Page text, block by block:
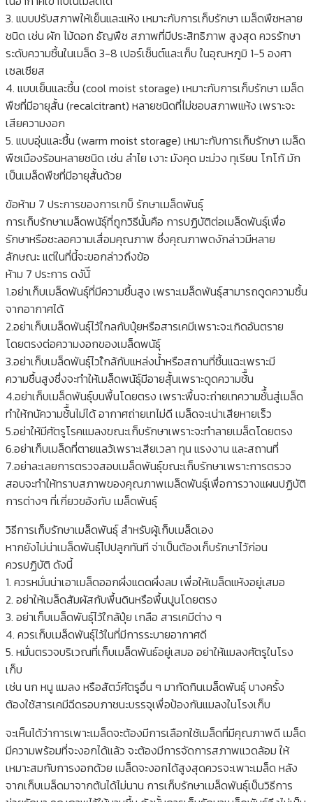
3. แบบปรับสภาพให้เย็นและแห้ง เหมาะกับการเก็บรักษา เมล็ดพืชหลาย
ชนิด เช่น ผัก ไม้ดอก ธัญพืช สภาพที่มีประสิทธิภาพ สูงสุด ควรรักษา
ระดับความชื้นในเมล็ด 3-8 เปอร์เซ็นต์และเก็บ ในอุณหภูมิ 1-5 องศา
เซลเซียส
4. แบบเย็นและชื้น (cool moist storage) เหมาะกับการเก็บรักษา เมล็ด
พืชที่มีอายุสั้น (recalcitrant) หลายชนิดที่ไม่ชอบสภาพแห้ง เพราะจะ
เสียความงอก
5. แบบอุ่นและชื้น (warm moist storage) เหมาะกับการเก็บรักษา เมล็ด
พืชเมืองร้อนหลายชนิด เช่น ลำไย เงาะ มังคุด มะม่วง ทุเรียน โกโก้ มัก
เป็นเมล็ดพืชที่มีอายุสั้นด้วย
ข้อห้าม 7 ประการของการเกบ็ รักษาเมล็ดพันธุ์
การเก็บรักษาเมล็ดพนัธุ์ที่ถูกวิธีนั้นคือ การปฏิบัติต่อเมล็ดพันธุ์เพื่อ
รักษาหรือชะลอความเสื่อมคุณภาพ ซึ่งคุณภาพดงักล่าวมีหลาย
ลักษณะ แต่ในที่นี้จะขอกล่าวถึงข้อ
ห้าม 7 ประการ ดงัน้ี
1.อย่าเก็บเมล็ดพันธุ์ที่มีความชื้นสูง เพราะเมล็ดพันธุ์สามารถดูดความชื้น
จากอากาศได้
2.อย่าเก็บเมล็ดพันธุ์ไวัใกลกับปุ๋ยหรือสารเคมีเพราะจะเกิดอันตราย
โดยตรงต่อความงอกของเมล็ดพนัธุ์
3.อย่าเก็บเมล็ดพันธุ์ไวใ้กล้กับแหล่งน้ำหรือสถานที่ชื้นแฉะเพราะมี
ความชื้นสูงซึ่งจะทำให้เมล็ดพนัธุ์มีอายสุั้นเพราะดูดความช้ื้น
4.อย่าเก็บเมล็ดพันธุ์บนพื้นโดยตรง เพราะพื้นจะถ่ายเทความช้ื้นสู่เมล็ด
ทำให้กนัความช้ื้นไม่ได้ อากาศถ่ายเทไม่ดี เมล็ดจะเน่าเสียหายเร็ว
5.อย่าให้มีศัตรูโรคแมลงขณะเก็บรักษาเพราะจะทำลายเมล็ดโดยตรง
6.อย่าเก็บเมล็ดที่ตายแลว้เพราะเสียเวลา ทุน แรงงาน และสถานที่
7.อย่าละเลยการตรวจสอบเมล็ดพันธุ์ขณะเก็บรักษาเพราะการตรวจ
สอบจะทำให้ทราบสภาพของคุณภาพเมล็ดพันธุ์เพื่อการวางแผนปฏิบัติ
การต่างๆ ที่เกี่ยวขอ้งกับ เมล็ดพันธุ์
วิธีการเก็บรักษาเมล็ดพันธุ์ สำหรับผู้เก็บเมล็ดเอง
หากยังไม่น่าเมล็ดพันธุ์ไปปลูกทันที จ่าเป็นต้องเก็บรักษาไว้ก่อน
ควรปฏิบัติ ดังนี้
1. ควรหมั่นน่าเอาเมล็ดออกผึ่งแดดผึ่งลม เพื่อให้เมล็ดแห้งอยู่เสมอ
2. อย่าให้เมล็ดสัมผัสกับพื้นดินหรือพื้นปูนโดยตรง
3. อย่าเก็บเมล็ดพันธุ์ไว้ใกล้ปุ๋ย เกลือ สารเคมีต่าง ๆ
4. ควรเก็บเมล็ดพันธุ์ไว้ในที่มีการระบายอากาศดี
5. หมั่นตรวจบริเวณที่เก็บเมล็ดพันธ์อยู่เสมอ อย่าให้แมลงศัตรูในโรง
เก็บ
เช่น นก หนู แมลง หรือสัตว์ศัตรูอื่น ๆ มากัดกินเมล็ดพันธุ์ บางครั้ง
ต้องใช้สารเคมีฉีดรอบภาชนะบรรจุเพื่อป้องกันแมลงในโรงเก็บ
จะเห็นได้ว่าการเพาะเมล็ดจะต้องมีการเลือกใช้เมล็ดที่มีคุณภาพดี เมล็ด
มีความพร้อมที่จะงอกได้แล้ว จะต้องมีการจัดการสภาพแวดล้อม ให้
เหมาะสมกับการงอกด้วย เมล็ดจะงอกได้สูงสุดควรจะเพาะเมล็ด หลัง
จากเก็บเมล็ดมาจากต้นได้ไม่นาน การเก็บรักษาเมล็ดพันธุ์เป็นวิธีการ